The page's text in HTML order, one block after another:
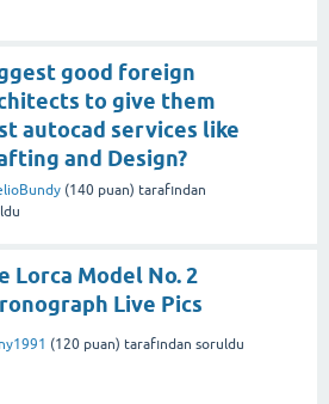
good foreign
to give them
autocad services like
and Design?
(140 puan) tarafından
Lorca Model No. 2
Live Pics
(120 puan) tarafından soruldu